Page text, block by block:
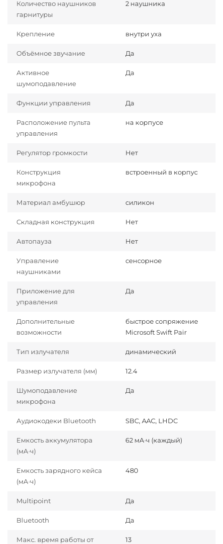
Количество наушников
гарнитуры
2 наушника
Крепление внутри уха
Объёмное звучание Да
Активное
шумоподавление
Да
Функции управления Да
Расположение пульта
управления
на корпусе
Регулятор громкости Нет
Конструкция
микрофона
встроенный в корпус
Материал амбушюр силикон
Складная конструкция Нет
Автопауза Нет
Управление
наушниками
сенсорное
Приложение для
управления
Да
Дополнительные
возможности
быстрое сопряжение
Microsoft Swift Pair
Тип излучателя динамический
Размер излучателя (мм) 12.4
Шумоподавление
микрофона
Да
Аудиокодеки Bluetooth SBC, AAC, LHDC
Емкость аккумулятора
(мА·ч)
62 мА·ч (каждый)
Емкость зарядного кейса
(мА·ч)
480
Multipoint Да
Bluetooth Да
Макс. время работы от
13